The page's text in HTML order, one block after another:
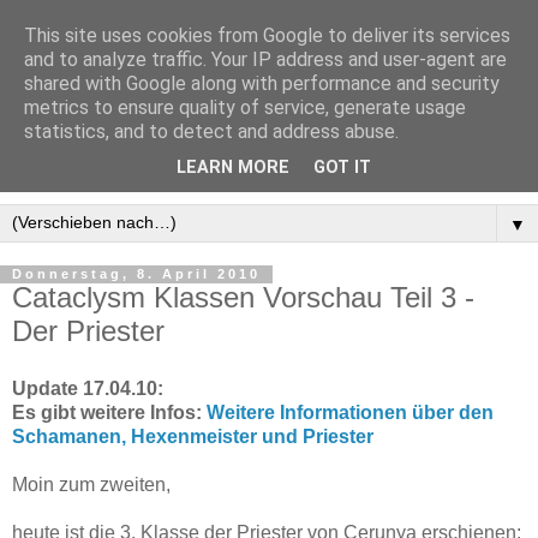
▼
Donnerstag, 8. April 2010
Cataclysm Klassen Vorschau Teil 3 -
Der Priester
Update 17.04.10:
Es gibt weitere Infos: Weitere Informationen über den
Schamanen, Hexenmeister und Priester
Moin zum zweiten,
heute ist die 3. Klasse der Priester von Cerunya erschienen:
This site uses cookies from Google to deliver its services
and to analyze traffic. Your IP address and user-agent are
shared with Google along with performance and security
metrics to ensure quality of service, generate usage
statistics, and to detect and address abuse.
LEARN MORE GOT IT